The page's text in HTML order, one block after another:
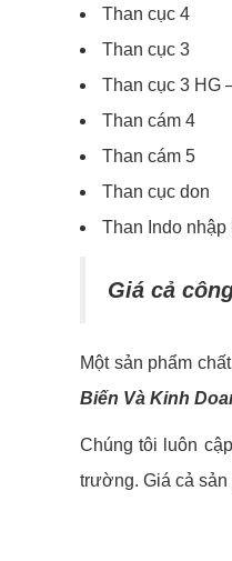
Than cục 4
Than cục 3
Than cục 3 HG
Than cám 4
Than cám 5
Than cục don
Than Indo nhập
Giá cả
Một sản phẩm
Biến Và Kinh
Chúng tôi luôn
trường. Giá cả